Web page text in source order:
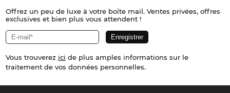
Offrez un peu de luxe à votre boîte mail. Ventes privées, offres
exclusives et bien plus vous attendent !
Vous trouverez ici de plus amples informations sur le
traitement de vos données personnelles.